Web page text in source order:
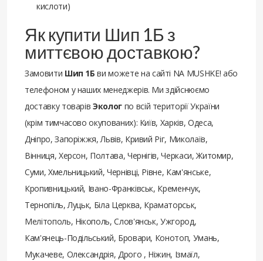
кислоти)
Як купити Шип 1Б з
миттєвою доставкою?
Замовити Шип 1Б ви можете на сайті NA MUSHKE! або
телефоном у наших менеджерів. Ми здійснюємо
доставку товарівЭкологпо всій території України
(крім тимчасово окупованих): Київ, Харків, Одеса,
Дніпро, Запоріжжя, Львів, Кривий Ріг, Миколаїв,
Вінниця, Херсон, Полтава, Чернігів, Черкаси, Житомир,
Суми, Хмельницький, Чернівці, Рівне, Кам'янське,
Кропивницький, Івано-Франківськ, Кременчук,
Тернопіль, Луцьк, Біла Церква, Краматорськ,
Мелітополь, Нікополь, Слов'янськ, Ужгород,
Кам'янець-Подільський, Бровари, Конотоп, Умань,
Мукачеве, Олександрія, Дрого , Ніжин, Ізмаїл,